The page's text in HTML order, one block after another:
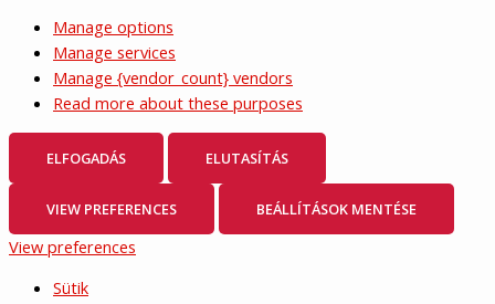
Manage options
Manage services
Manage {vendor_count} vendors
Read more about these purposes
ELFOGADÁS ELUTASÍTÁS
VIEW PREFERENCES BEÁLLÍTÁSOK MENTÉSE
View preferences
Sütik